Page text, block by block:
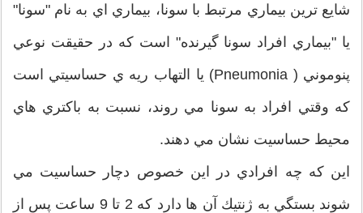
شايع‌ ترين بيماري مرتبط با سونا، بيماري ‌اي به نام "سونا"
يا "بيماري افراد سونا گيرنده" است كه در حقيقت نوعي
پنوموني ‌( Pneumonia) يا التهاب ريه ي‌ حساسيتي است
كه وقتي افراد به سونا مي ‌روند، نسبت به باكتري ‌هاي
محيط حساسيت نشان مي ‌دهند.
اين كه چه افرادي در اين خصوص دچار حساسيت مي
‌شوند بستگي به ژنتيك آن ها دارد كه 2 تا 9 ساعت پس از